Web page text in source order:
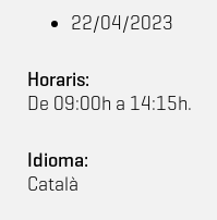
22/04/2023
Horaris:
De 09:00h a 14:15h.
Idioma:
Català